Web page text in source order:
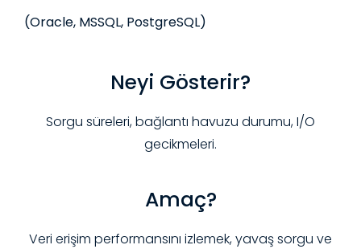
(Oracle, MSSQL, PostgreSQL)
Neyi Gösterir?
Sorgu süreleri, bağlantı havuzu durumu, I/O
gecikmeleri.
Amaç?
Veri erişim performansını izlemek, yavaş sorgu ve